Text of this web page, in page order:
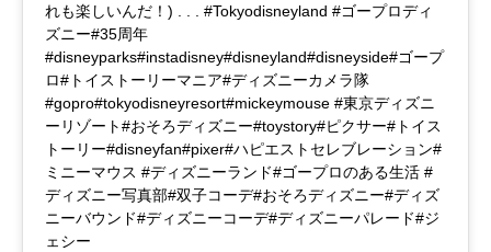
れも楽しいんだ！) . . . #Tokyodisneyland #ゴープロディ
ズニー#35周年
#disneyparks#instadisney#disneyland#disneyside#ゴープ
ロ#トイストーリーマニア#ディズニーカメラ隊
#gopro#tokyodisneyresort#mickeymouse #東京ディズニ
ーリゾート#おそろディズニー#toystory#ピクサー#トイス
トーリー#disneyfan#pixer#ハピエストセレブレーション#
ミニーマウス #ディズニーランド#ゴープロのある生活 #
ディズニー写真部#双子コーデ#おそろディズニー#ディズ
ニーバウンド#ディズニーコーデ#ディズニーパレード#ジ
ェシー